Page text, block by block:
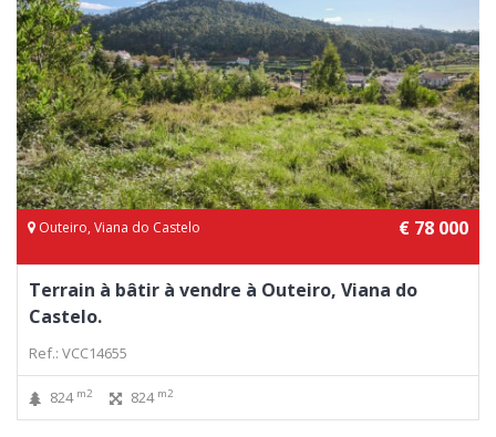
Outeiro, Viana do Castelo € 78 000
Terrain à bâtir à vendre à Outeiro, Viana do
Castelo.
Ref.: VCC14655
824 m2 824 m2